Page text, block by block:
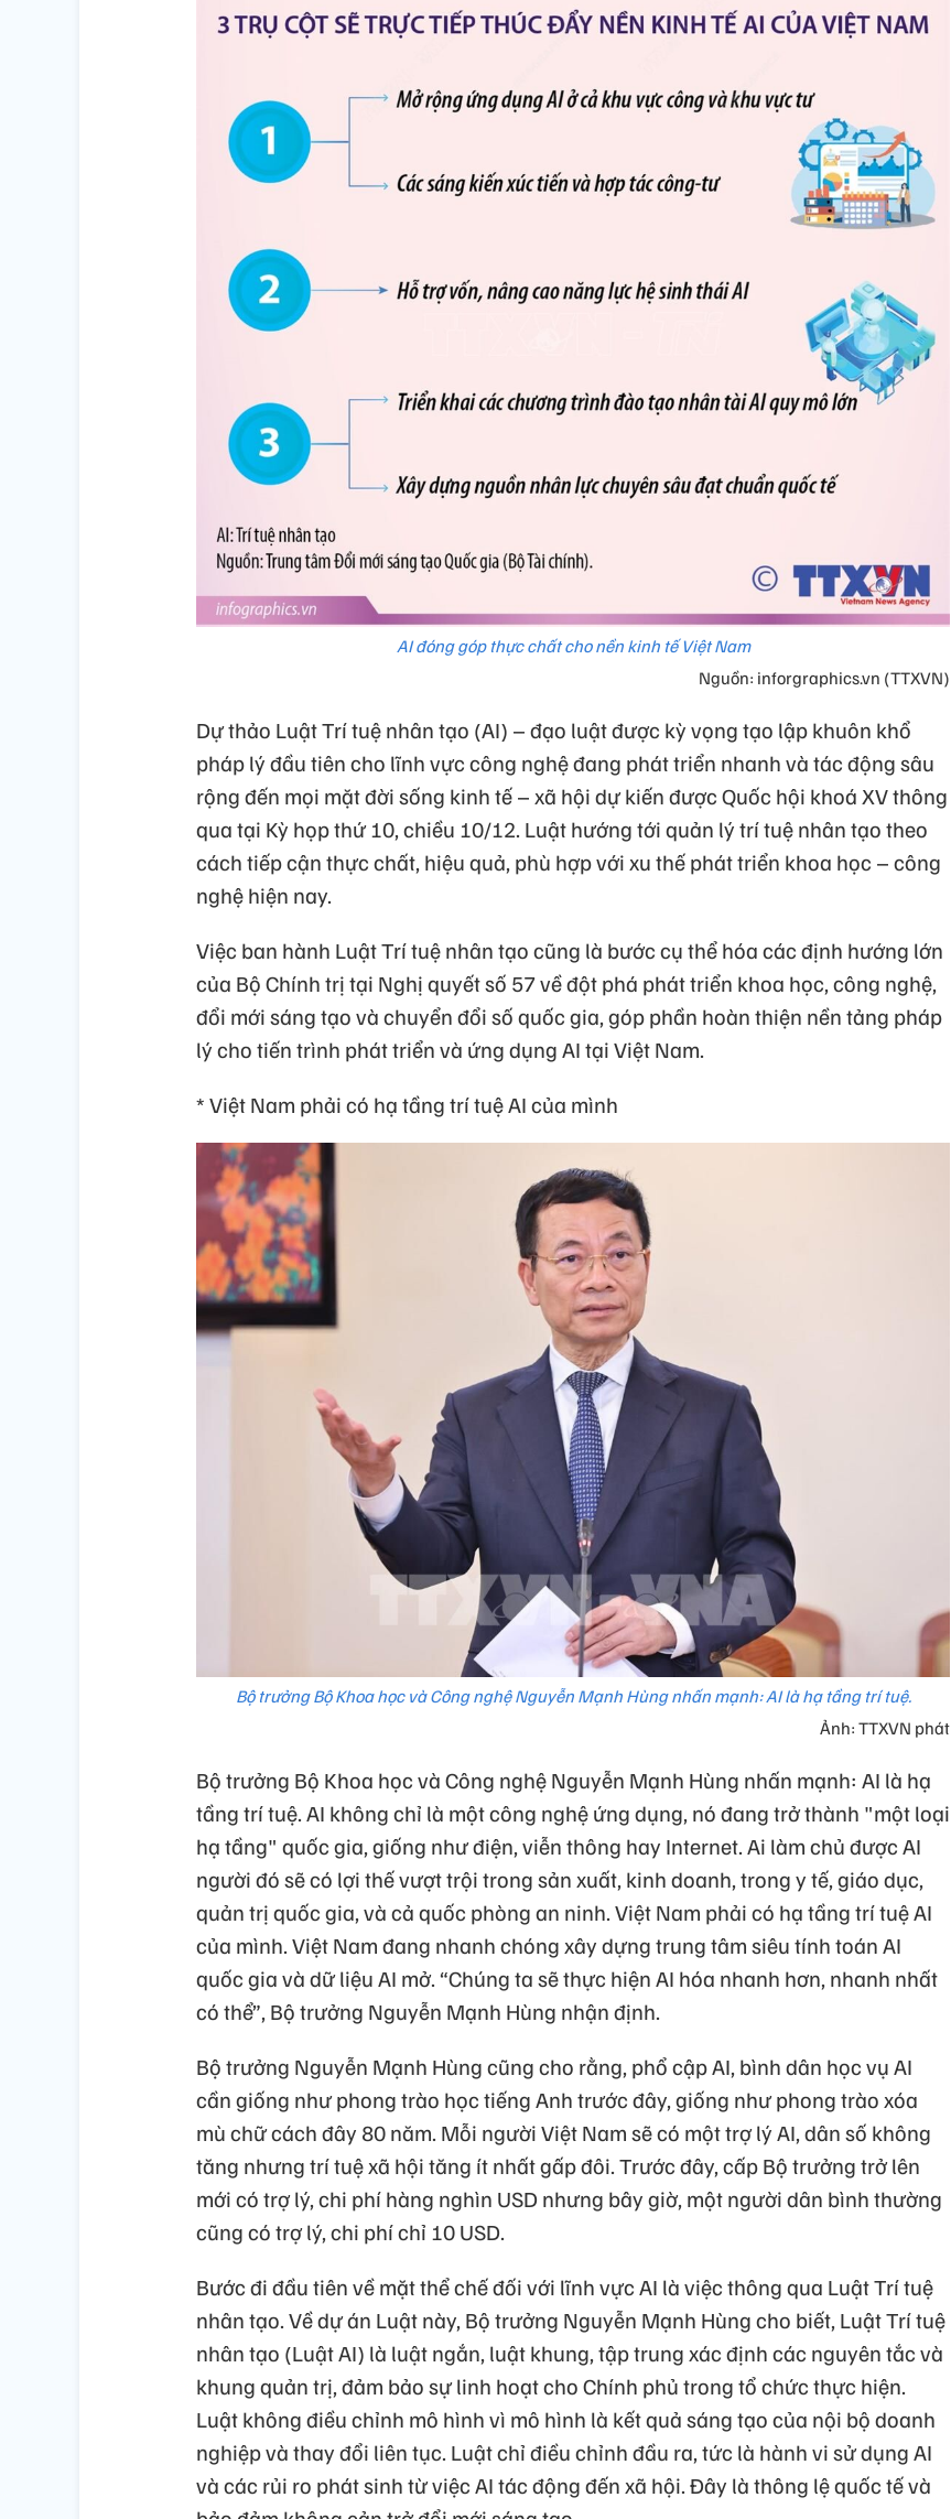
AI đóng góp thực chất cho nền kinh tế Việt Nam
Nguồn: inforgraphics.vn (TTXVN)
Dự thảo Luật Trí tuệ nhân tạo (AI) – đạo luật được kỳ vọng tạo lập khuôn khổ
pháp lý đầu tiên cho lĩnh vực công nghệ đang phát triển nhanh và tác động sâu
rộng đến mọi mặt đời sống kinh tế – xã hội dự kiến được Quốc hội khoá XV thông
qua tại Kỳ họp thứ 10, chiều 10/12. Luật hướng tới quản lý trí tuệ nhân tạo theo
cách tiếp cận thực chất, hiệu quả, phù hợp với xu thế phát triển khoa học – công
nghệ hiện nay.
Việc ban hành Luật Trí tuệ nhân tạo cũng là bước cụ thể hóa các định hướng lớn
của Bộ Chính trị tại Nghị quyết số 57 về đột phá phát triển khoa học, công nghệ,
đổi mới sáng tạo và chuyển đổi số quốc gia, góp phần hoàn thiện nền tảng pháp
lý cho tiến trình phát triển và ứng dụng AI tại Việt Nam.
* Việt Nam phải có hạ tầng trí tuệ AI của mình
Bộ trưởng Bộ Khoa học và Công nghệ Nguyễn Mạnh Hùng nhấn mạnh: AI là hạ tầng trí tuệ.
Ảnh: TTXVN phát
Bộ trưởng Bộ Khoa học và Công nghệ Nguyễn Mạnh Hùng nhấn mạnh: AI là hạ
tầng trí tuệ. AI không chỉ là một công nghệ ứng dụng, nó đang trở thành "một loại
hạ tầng" quốc gia, giống như điện, viễn thông hay Internet. Ai làm chủ được AI
người đó sẽ có lợi thế vượt trội trong sản xuất, kinh doanh, trong y tế, giáo dục,
quản trị quốc gia, và cả quốc phòng an ninh. Việt Nam phải có hạ tầng trí tuệ AI
của mình. Việt Nam đang nhanh chóng xây dựng trung tâm siêu tính toán AI
quốc gia và dữ liệu AI mở. “Chúng ta sẽ thực hiện AI hóa nhanh hơn, nhanh nhất
có thể”, Bộ trưởng Nguyễn Mạnh Hùng nhận định.
Bộ trưởng Nguyễn Mạnh Hùng cũng cho rằng, phổ cập AI, bình dân học vụ AI
cần giống như phong trào học tiếng Anh trước đây, giống như phong trào xóa
mù chữ cách đây 80 năm. Mỗi người Việt Nam sẽ có một trợ lý AI, dân số không
tăng nhưng trí tuệ xã hội tăng ít nhất gấp đôi. Trước đây, cấp Bộ trưởng trở lên
mới có trợ lý, chi phí hàng nghìn USD nhưng bây giờ, một người dân bình thường
cũng có trợ lý, chi phí chỉ 10 USD.
Bước đi đầu tiên về mặt thể chế đối với lĩnh vực AI là việc thông qua Luật Trí tuệ
nhân tạo. Về dự án Luật này, Bộ trưởng Nguyễn Mạnh Hùng cho biết, Luật Trí tuệ
nhân tạo (Luật AI) là luật ngắn, luật khung, tập trung xác định các nguyên tắc và
khung quản trị, đảm bảo sự linh hoạt cho Chính phủ trong tổ chức thực hiện.
Luật không điều chỉnh mô hình vì mô hình là kết quả sáng tạo của nội bộ doanh
nghiệp và thay đổi liên tục. Luật chỉ điều chỉnh đầu ra, tức là hành vi sử dụng AI
và các rủi ro phát sinh từ việc AI tác động đến xã hội. Đây là thông lệ quốc tế và